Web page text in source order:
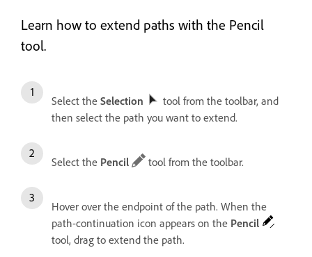
Learn how to extend paths with the Pencil
tool.
Select the Selection
tool from the toolbar, and
then select the path you want to extend.
Select the Pencil tool from the toolbar.
Hover over the endpoint of the path. When the
path-continuation icon appears on the Pencil
tool, drag to extend the path.